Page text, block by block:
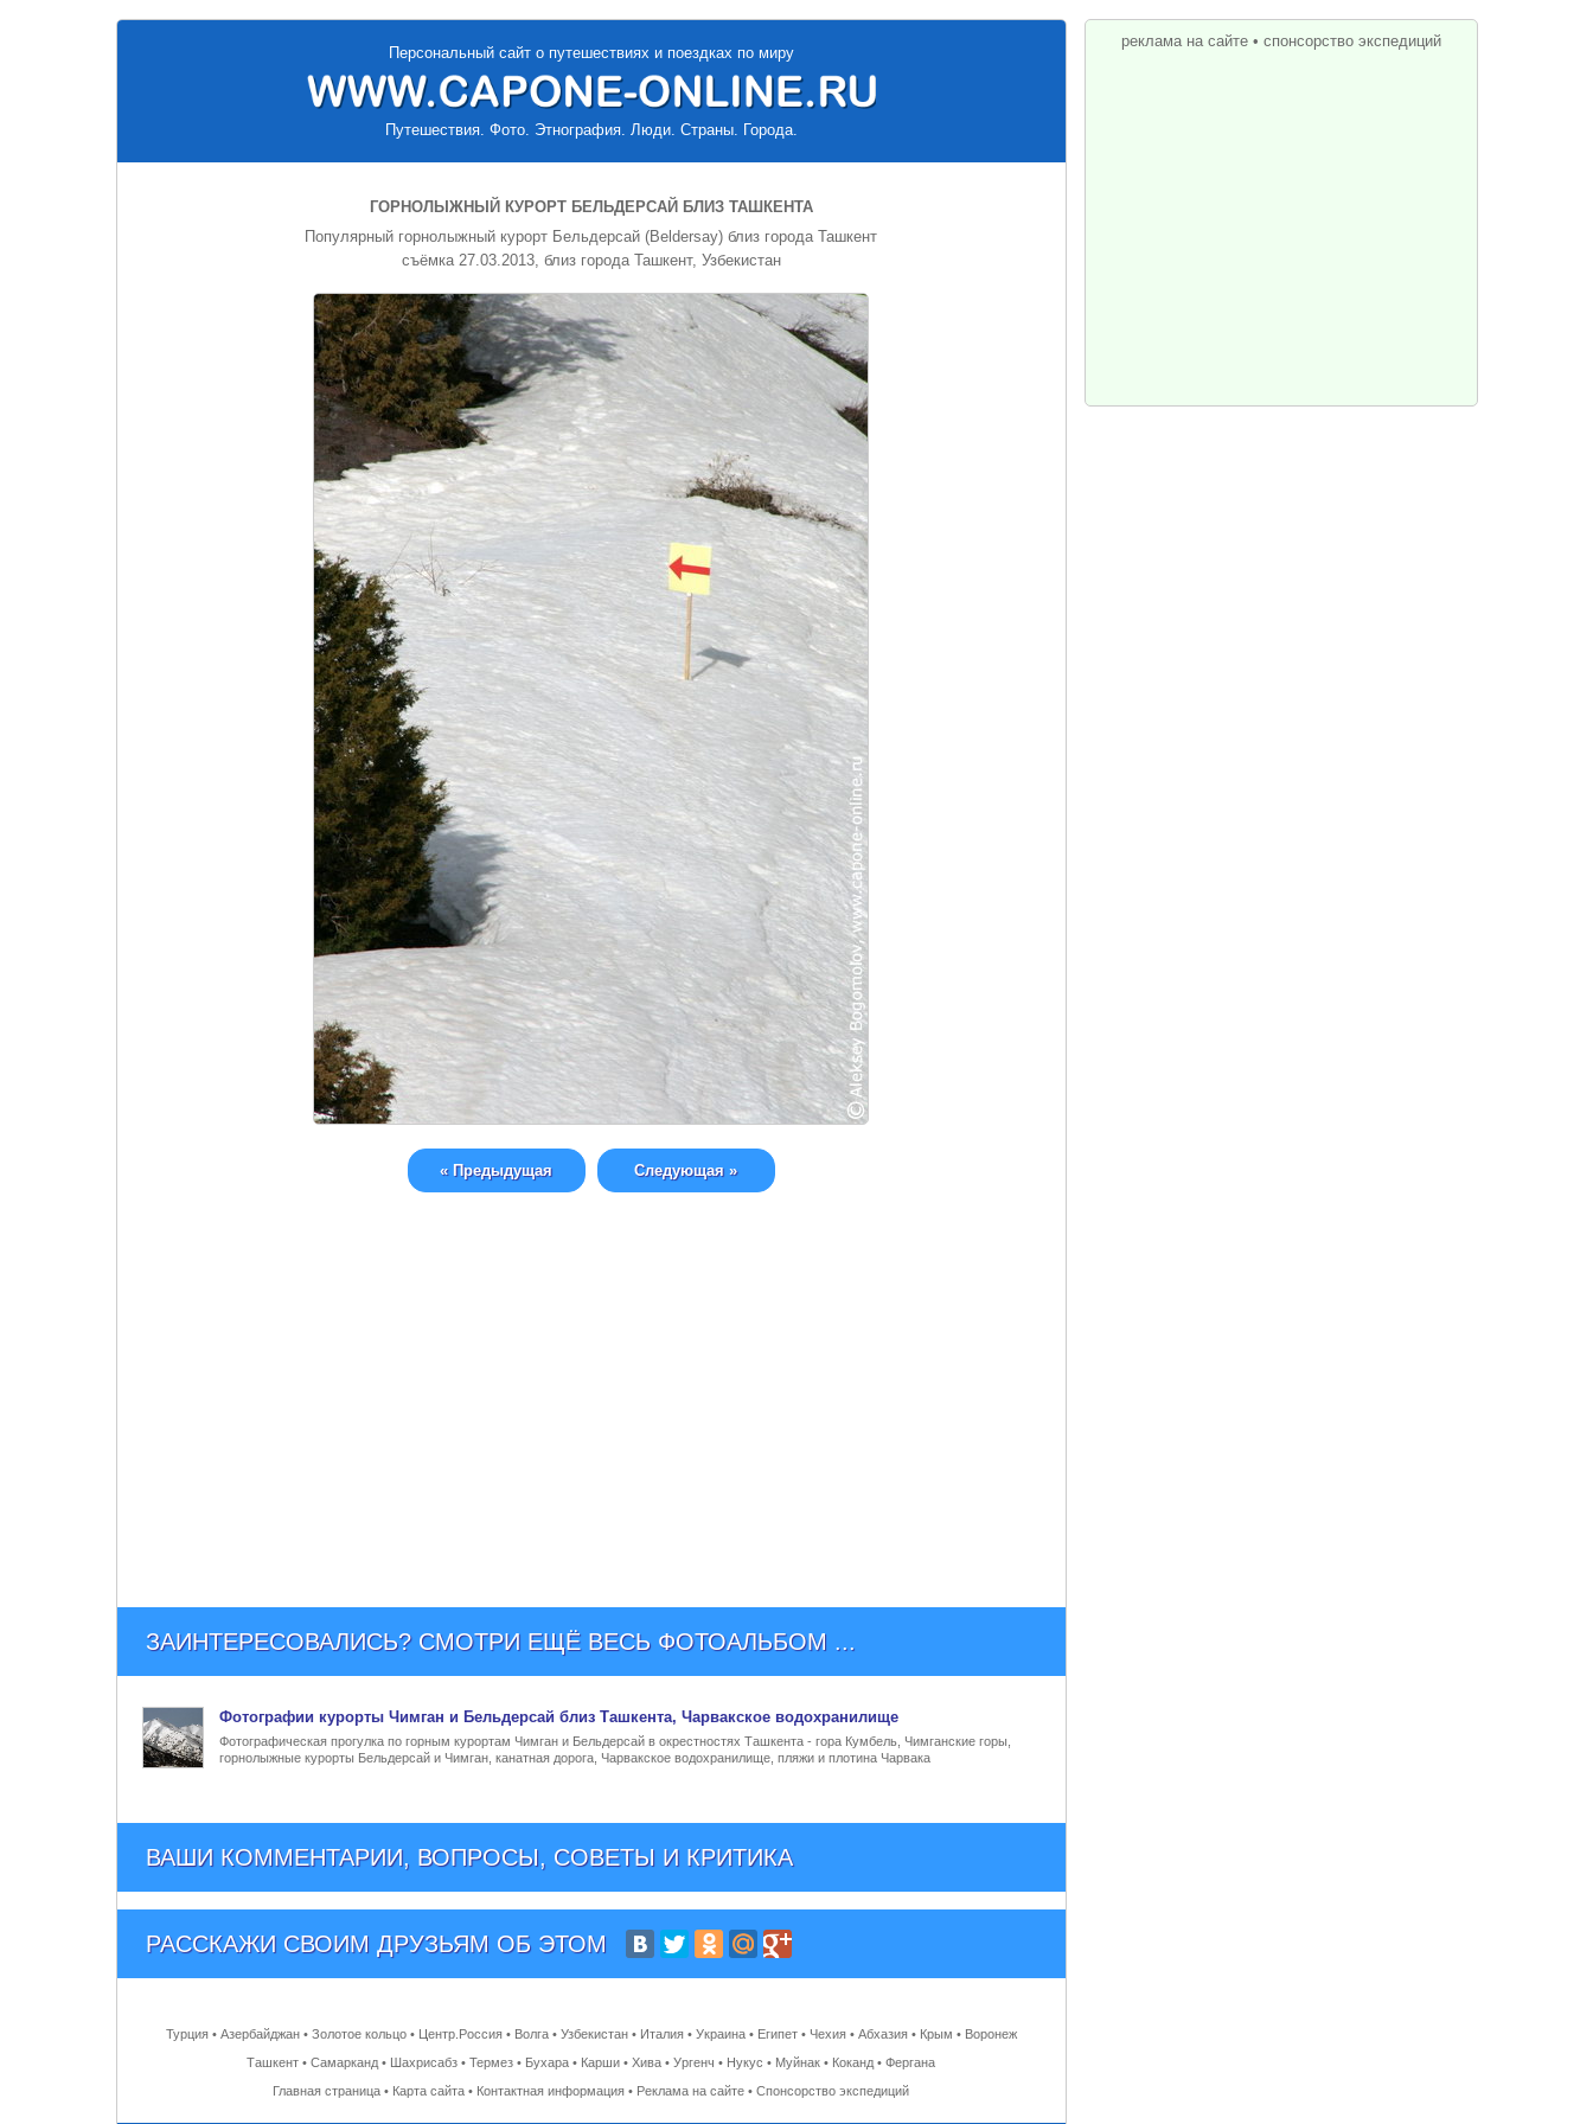
Персональный сайт о путешествиях и поездках по миру
Путешествия. Фото. Этнография. Люди. Страны. Города.
ГОРНОЛЫЖНЫЙ КУРОРТ БЕЛЬДЕРСАЙ БЛИЗ ТАШКЕНТА
Популярный горнолыжный курорт Бельдерсай (Beldersay) близ города Ташкент
съёмка 27.03.2013, близ города Ташкент, Узбекистан
« Предыдущая Следующая »
ЗАИНТЕРЕСОВАЛИСЬ? СМОТРИ ЕЩЁ ВЕСЬ ФОТОАЛЬБОМ ...
Фотографии курорты Чимган и Бельдерсай близ Ташкента, Чарвакское водохранилище
Фотографическая прогулка по горным курортам Чимган и Бельдерсай в окрестностях Ташкента - гора Кумбель, Чимганские горы,
горнолыжные курорты Бельдерсай и Чимган, канатная дорога, Чарвакское водохранилище, пляжи и плотина Чарвака
ВАШИ КОММЕНТАРИИ, ВОПРОСЫ, СОВЕТЫ И КРИТИКА
РАССКАЖИ СВОИМ ДРУЗЬЯМ ОБ ЭТОМ
Турция• Азербайджан• Золотое кольцо• Центр.Россия• Волга• Узбекистан• Италия• Украина• Египет• Чехия• Абхазия• Крым • Воронеж
Ташкент • Самарканд • Шахрисабз • Термез • Бухара • Карши • Хива • Ургенч • Нукус • Муйнак • Коканд • Фергана
Главная страница • Карта сайта • Контактная информация • Реклама на сайте • Спонсорство экспедиций
реклама на сайте• спонсорство экспедиций